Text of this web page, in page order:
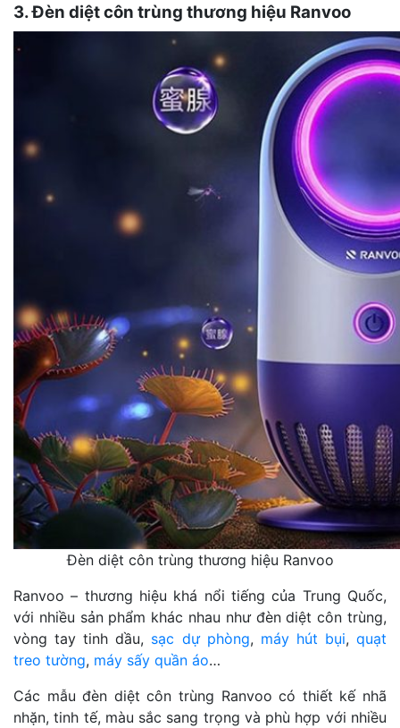
3. Đèn diệt côn trùng thương hiệu Ranvoo
Đèn diệt côn trùng thương hiệu Ranvoo
Ranvoo – thương hiệu khá nổi tiếng của Trung Quốc,
với nhiều sản phẩm khác nhau như đèn diệt côn trùng,
vòng tay tinh dầu, sạc dự phòng, máy hút bụi,quạt
treo tường, máy sấy quần áo…
Các mẫu đèn diệt côn trùng Ranvoo có thiết kế nhã
nhặn, tinh tế, màu sắc sang trọng và phù hợp với nhiều